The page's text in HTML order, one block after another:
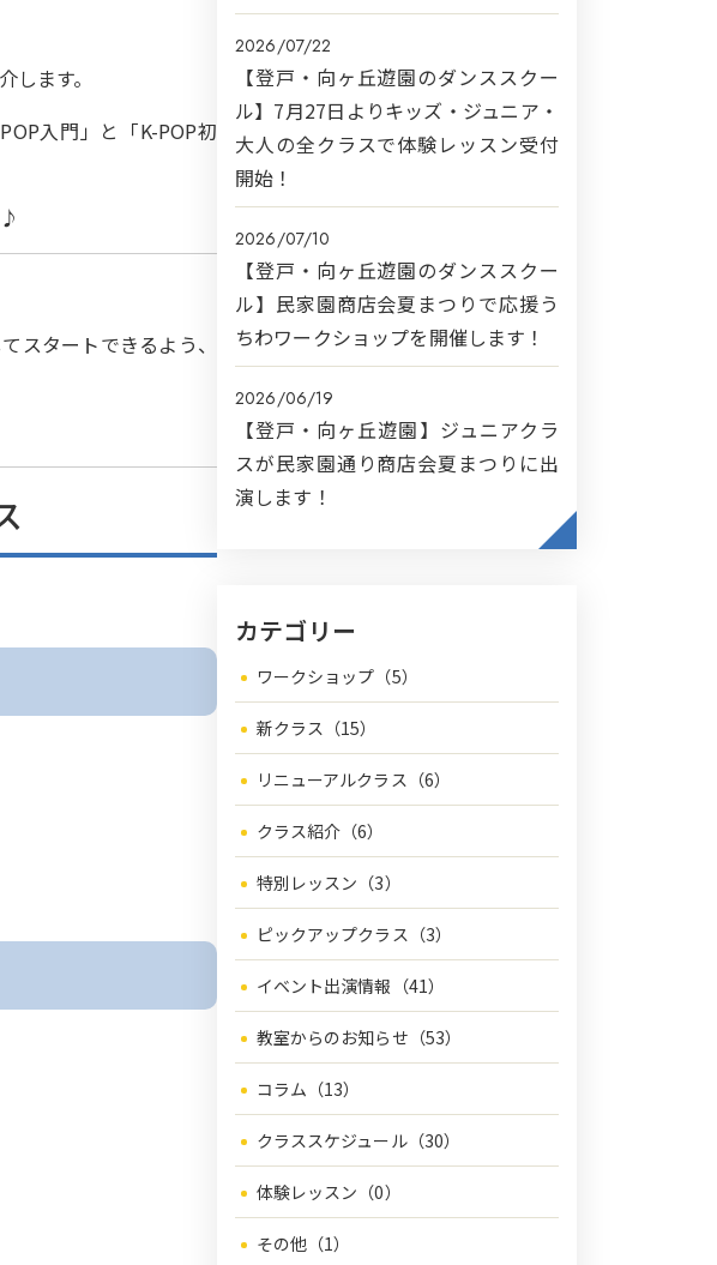
ます。
入門」と「K-POP初
スタートできるよう、
2026/07/22
【登戸・向ヶ丘遊園のダンススクー
ル】7月27日よりキッズ・ジュニア・
大人の全クラスで体験レッスン受付
開始！
2026/07/10
【登戸・向ヶ丘遊園のダンススクー
ル】民家園商店会夏まつりで応援う
ちわワークショップを開催します！
2026/06/19
【登戸・向ヶ丘遊園】ジュニアクラ
スが民家園通り商店会夏まつりに出
演します！
カテゴリー
ワークショップ（5）
新クラス（15）
リニューアルクラス（6）
クラス紹介（6）
特別レッスン（3）
ピックアップクラス（3）
イベント出演情報（41）
教室からのお知らせ（53）
コラム（13）
クラススケジュール（30）
体験レッスン（0）
その他（1）